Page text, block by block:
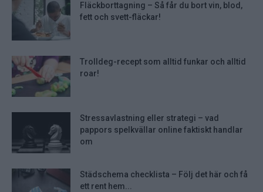
Fläckborttagning – Så får du bort vin, blod,
fett och svett-fläckar!
Trolldeg-recept som alltid funkar och alltid
roar!
Stressavlastning eller strategi – vad
pappors spelkvällar online faktiskt handlar
om
Städschema checklista – Följ det här och få
ett rent hem...